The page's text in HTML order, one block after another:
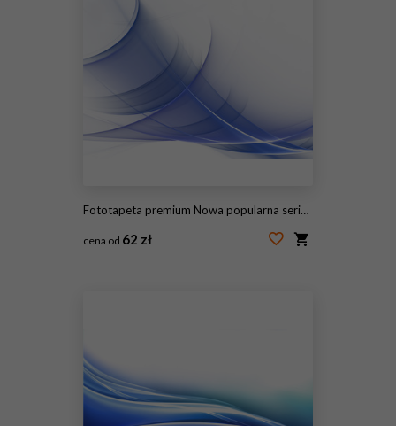
Fototapeta premium Nowa popularna seria. Nice Design
cena od 62 zł